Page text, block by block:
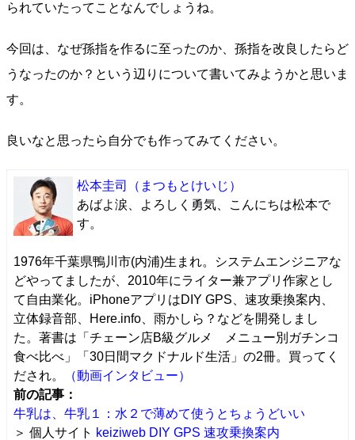
られていたってことなんでしょうね。
今回は、なぜ孫指を作るに至ったのか、孫指を改良したらど
うなったのか？という辺りについて書いてみようかと思いま
す。
良いなと思ったら自分でも作ってみてください。
松本圭司
（まつもとけいじ）
あばよ涙、よろしく勇気、こんにちは松本で
す。
1976年千葉県鴨川市(内浦)生まれ。システムエンジニアな
どやってましたが、2010年にライター兼アプリ作家とし
て自由業化。iPhoneアプリはDIY GPS、速攻乗換案内、
立体録音部、Here.info、雨かしら？などを開発しまし
た。著書は「チェーン店B級グルメ メニュー別ガチンコ
食べ比べ」「30日間マクドナルド生活」の2冊。買ってく
だされ。
（動画インタビュー）
前の記事：
牛乳は、牛乳１：水２で薄めて使うとちょうどいい
＞ 個人サイト keiziweb DIY GPS 速攻乗換案内